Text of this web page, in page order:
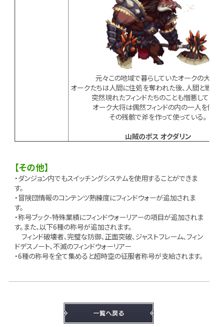
元々この地域で暮らしていたオークの大将
オークたちは人間に住処を奪われた後、人間と戦っ
突然現れたフィンドたちのことも憎悪してい
オーク大将は偶然フィンドの内の一人を倒
その残骸で斧を作って使っている。
山賊のボス オクダリン
【その他】
・ダンジョン内でもスイッチングシステムを使用することができま
す。
・冒険団情報のコンテンツ熟練度にフィンドウォーが追加されま
す。
・称号ブック-特殊業績にフィンドウォーリアーの項目が追加されま
す。また、以下6種の称号が追加されます。
フィンド破壊者、完璧な防御、正面突破、ジャストフレーム、フィン
ドデスノート、不滅のフィンドウォーリアー
・6種の称号を全て集めると超時空の征服者称号が支給されます。